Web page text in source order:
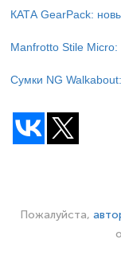
КАТА GearPack:
Manfrotto Stile Micro:
Сумки NG
Пожалуйста,